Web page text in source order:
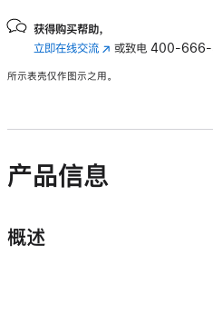
获得购买帮助，
立即在线交流 (在 或致电400-666-
所示表壳仅作图示之用。
产品信息
概述